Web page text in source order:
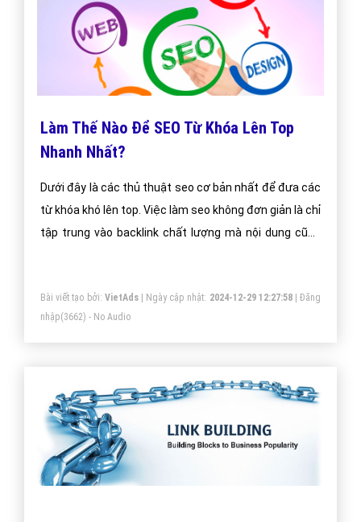
Làm Thế Nào Để SEO Từ Khóa Lên Top
Nhanh Nhất?
Dưới đây là các thủ thuật seo cơ bản nhất để đưa các
từ khóa khó lên top. Việc làm seo không đơn giản là chỉ
tập trung vào backlink chất lượng mà nội dung cũng
Bài viết tạo bởi: VietAds| Ngày cập nhật: 2024-12-29 12:27:58|Đăng
nhập(3662) - No Audio